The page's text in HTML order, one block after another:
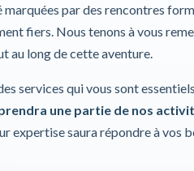
marquées par des rencontres
fiers. Nous tenons à vous
au long de cette aventure.
services qui vous sont
une partie de nos
expertise saura répondre à vos